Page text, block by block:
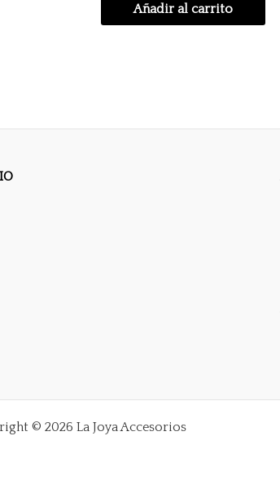
Añadir al carrito
© 2026 La Joya Accesorios